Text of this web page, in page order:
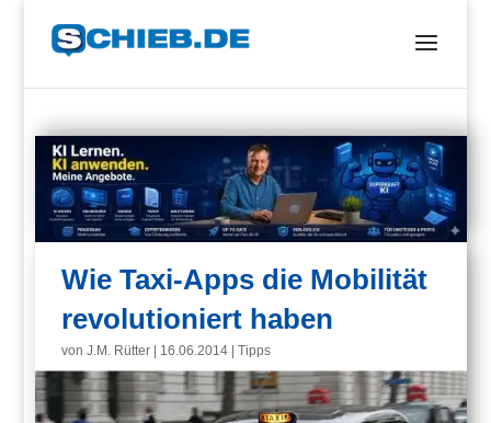
Wie Taxi-Apps die Mobilität
revolutioniert haben
vonJ.M. Rütter 16.06.2014 |Tipps